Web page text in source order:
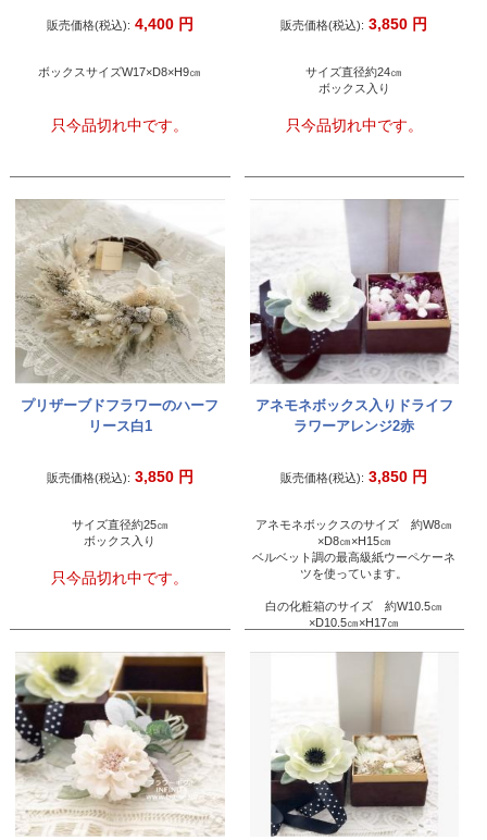
販売価格(税込): 4,400 円
ボックスサイズW17×D8×H9㎝
只今品切れ中です。
販売価格(税込): 3,850 円
サイズ直径約24㎝
ボックス入り
只今品切れ中です。
プリザーブドフラワーのハーフ
リース白1
販売価格(税込): 3,850 円
サイズ直径約25㎝
ボックス入り
只今品切れ中です。
アネモネボックス入りドライフ
ラワーアレンジ2赤
販売価格(税込): 3,850 円
アネモネボックスのサイズ 約W8㎝
×D8㎝×H15㎝
ベルベット調の最高級紙ウーペケーネ
ツを使っています。
白の化粧箱のサイズ 約W10.5㎝
×D10.5㎝×H17㎝